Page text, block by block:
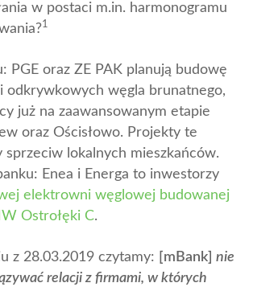
w postaci m.in. harmonogramu
1
PGE oraz ZE PAK planują budowę
odkrywkowych węgla brunatnego,
już na zaawansowanym etapie
oraz Ościsłowo. Projekty te
sprzeciw lokalnych mieszkańców.
Enea i Energa to inwestorzy
elektrowni węglowej budowanej
Ostrołęki C.
z 28.03.2019 czytamy: [mBank] nie
relacji z firmami, w których